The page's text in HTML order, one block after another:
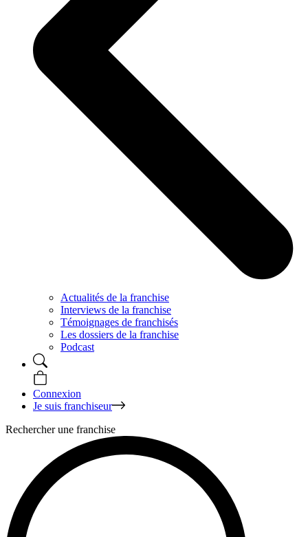
Actualités de la franchise
Interviews de la franchise
Témoignages de franchisés
Les dossiers de la franchise
Podcast
Connexion
Je suis franchiseur
Rechercher une franchise